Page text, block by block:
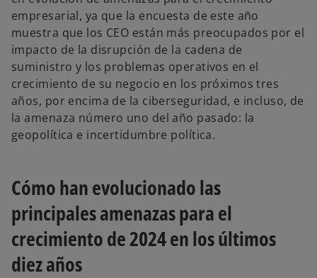
empresarial, ya que la encuesta de este año
muestra que los CEO están más preocupados por el
impacto de la disrupción de la cadena de
suministro y los problemas operativos en el
crecimiento de su negocio en los próximos tres
años, por encima de la ciberseguridad, e incluso, de
la amenaza número uno del año pasado: la
geopolítica e incertidumbre política.
Cómo han evolucionado las
principales amenazas para el
crecimiento de 2024 en los últimos
diez años